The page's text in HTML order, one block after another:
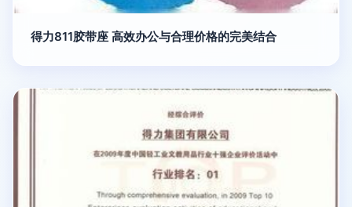
得力811胶带座 高效办公与合理价格的完美结合